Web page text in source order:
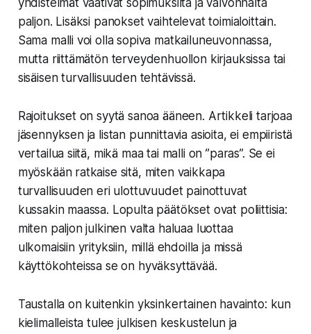
yhdistelmät vaativat sopimuksilta ja valvonnalta
paljon. Lisäksi panokset vaihtelevat toimialoittain.
Sama malli voi olla sopiva matkailuneuvonnassa,
mutta riittämätön terveydenhuollon kirjauksissa tai
sisäisen turvallisuuden tehtävissä.
Rajoitukset on syytä sanoa ääneen. Artikkeli tarjoaa
jäsennyksen ja listan punnittavia asioita, ei empiiristä
vertailua siitä, mikä maa tai malli on ”paras”. Se ei
myöskään ratkaise sitä, miten vaikkapa
turvallisuuden eri ulottuvuudet painottuvat
kussakin maassa. Lopulta päätökset ovat poliittisia:
miten paljon julkinen valta haluaa luottaa
ulkomaisiin yrityksiin, millä ehdoilla ja missä
käyttökohteissa se on hyväksyttävää.
Taustalla on kuitenkin yksinkertainen havainto: kun
kielimalleista tulee julkisen keskustelun ja